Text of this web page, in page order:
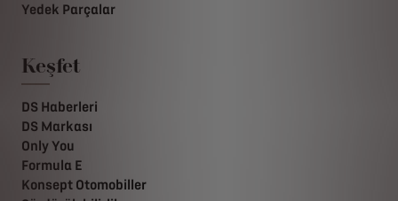
Yedek Parçalar
Keşfet
DS Haberleri
DS Markası
Only You
Formula E
Konsept Otomobiller